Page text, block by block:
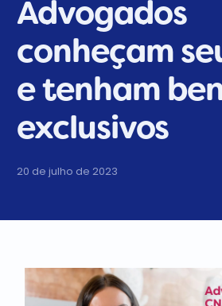
Advogados
conheçam
e tenham
exclusivos
20 de julho de 2023